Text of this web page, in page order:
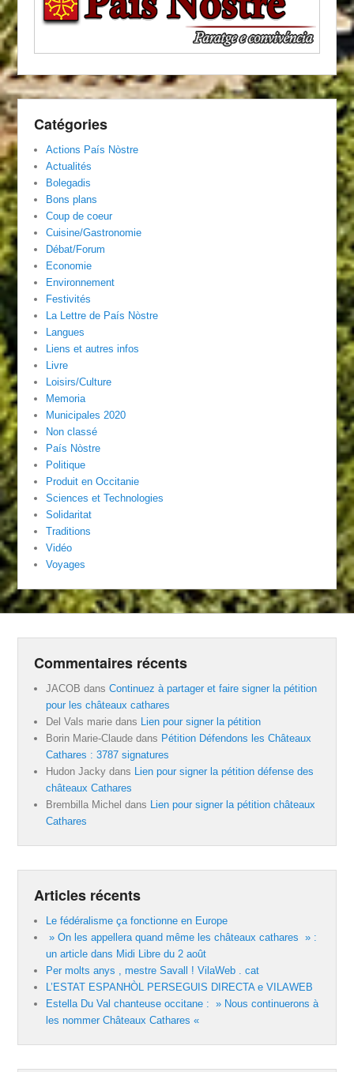
Catégories
Actions País Nòstre
Actualités
Bolegadis
Bons plans
Coup de coeur
Cuisine/Gastronomie
Débat/Forum
Economie
Environnement
Festivités
La Lettre de País Nòstre
Langues
Liens et autres infos
Livre
Loisirs/Culture
Memoria
Municipales 2020
Non classé
País Nòstre
Politique
Produit en Occitanie
Sciences et Technologies
Solidaritat
Traditions
Vidéo
Voyages
Commentaires récents
JACOB dansContinuez à partager et faire signer la pétition
pour les châteaux cathares
Del Vals marie dans Lien pour signer la pétition
Borin Marie-Claude dans Pétition Défendons les Châteaux
Cathares : 3787 signatures
Hudon Jacky dans Lien pour signer la pétition défense des
châteaux Cathares
Brembilla Michel dans Lien pour signer la pétition châteaux
Cathares
Articles récents
Le fédéralisme ça fonctionne en Europe
» On les appellera quand même les châteaux cathares » :
un article dans Midi Libre du 2 août
Per molts anys , mestre Savall ! VilaWeb . cat
L’ESTAT ESPANHÒL PERSEGUIS DIRECTA e VILAWEB
Estella Du Val chanteuse occitane : » Nous continuerons à
les nommer Châteaux Cathares «